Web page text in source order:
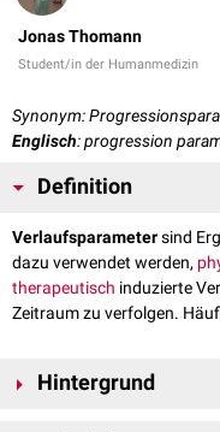
Jonas Thomann
Student/in der Humanmedizin
Synonym:
Englisch: progression
Definition
Verlaufsparametersind
dazu verwendet werden,
therapeutisch induzierte
Zeitraum zu verfolgen.
Hintergrund